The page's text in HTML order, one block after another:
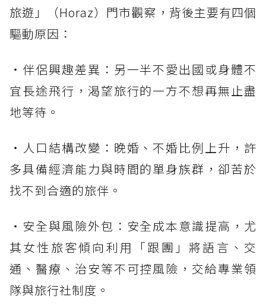
旅遊」（Horaz）門市觀察，背後主要有四個
驅動原因：
・伴侶興趣差異：另一半不愛出國或身體不
宜長途飛行，渴望旅行的一方不想再無止盡
地等待。
・人口結構改變：晚婚、不婚比例上升，許
多具備經濟能力與時間的單身族群，卻苦於
找不到合適的旅伴。
・安全與風險外包：安全成本意識提高，尤
其女性旅客傾向利用「跟團」將語言、交
通、醫療、治安等不可控風險，交給專業領
隊與旅行社制度。